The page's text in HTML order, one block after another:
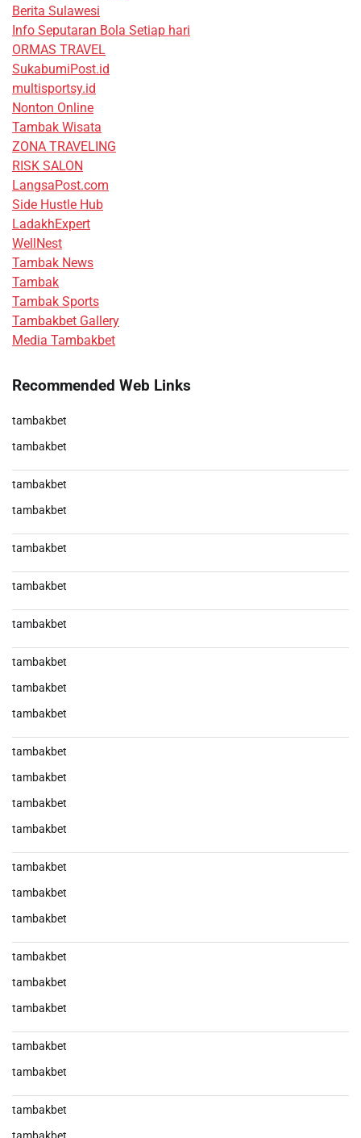
Berita Sulawesi
Info Seputaran Bola Setiap hari
ORMAS TRAVEL
SukabumiPost.id
multisportsy.id
Nonton Online
Tambak Wisata
ZONA TRAVELING
RISK SALON
LangsaPost.com
Side Hustle Hub
LadakhExpert
WellNest
Tambak News
Tambak
Tambak Sports
Tambakbet Gallery
Media Tambakbet
Recommended Web Links
tambakbet
tambakbet
tambakbet
tambakbet
tambakbet
tambakbet
tambakbet
tambakbet
tambakbet
tambakbet
tambakbet
tambakbet
tambakbet
tambakbet
tambakbet
tambakbet
tambakbet
tambakbet
tambakbet
tambakbet
tambakbet
tambakbet
tambakbet
tambakbet